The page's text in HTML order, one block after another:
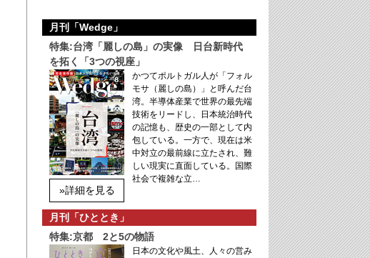
月刊「Wedge」
特集:台湾「麗しの島」の実像 日台新時代
を拓く「3つの視座」
»詳細を見る
かつてポルトガル人が「フォル
モサ（麗しの島）」と呼んだ台
湾。半導体産業で世界の最先端
技術をリードし、日本統治時代
の記憶も、歴史の一部として内
包している。一方で、現在は米
中対立の最前線に立たされ、難
しい現実に直面している。国際
社会で複雑な立…
月刊「ひととき」
特集:京都 2と5の物語
日本の文化や風土、人々の営み